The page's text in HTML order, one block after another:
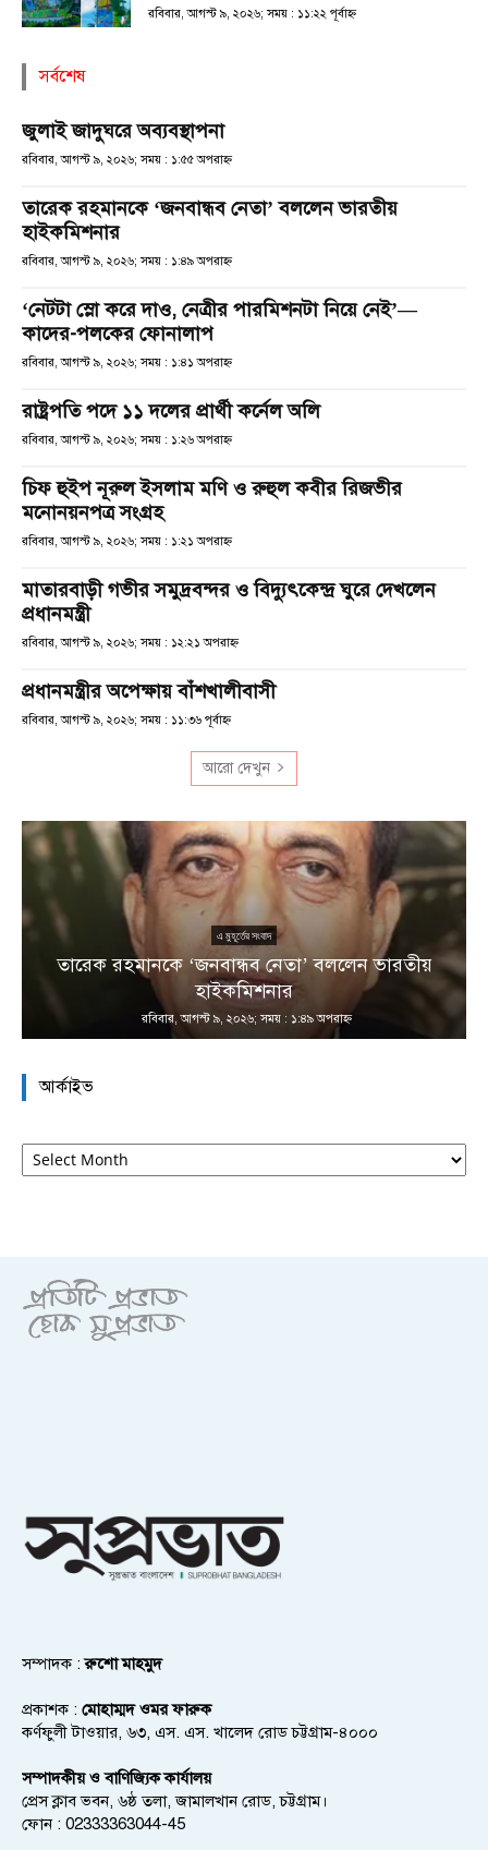
রবিবার, আগস্ট ৯, ২০২৬; সময় : ১১:২২ পূর্বাহ্ণ
সর্বশেষ
জুলাই জাদুঘরে অব্যবস্থাপনা
রবিবার, আগস্ট ৯, ২০২৬; সময় : ১:৫৫ অপরাহ্ণ
তারেক রহমানকে ‘জনবান্ধব নেতা’ বললেন ভারতীয়
হাইকমিশনার
রবিবার, আগস্ট ৯, ২০২৬; সময় : ১:৪৯ অপরাহ্ণ
‘নেটটা স্লো করে দাও, নেত্রীর পারমিশনটা নিয়ে নেই’—
কাদের-পলকের ফোনালাপ
রবিবার, আগস্ট ৯, ২০২৬; সময় : ১:৪১ অপরাহ্ণ
রাষ্ট্রপতি পদে ১১ দলের প্রার্থী কর্নেল অলি
রবিবার, আগস্ট ৯, ২০২৬; সময় : ১:২৬ অপরাহ্ণ
চিফ হুইপ নূরুল ইসলাম মণি ও রুহুল কবীর রিজভীর
মনোনয়নপত্র সংগ্রহ
রবিবার, আগস্ট ৯, ২০২৬; সময় : ১:২১ অপরাহ্ণ
মাতারবাড়ী গভীর সমুদ্রবন্দর ও বিদ্যুৎকেন্দ্র ঘুরে দেখলেন
প্রধানমন্ত্রী
রবিবার, আগস্ট ৯, ২০২৬; সময় : ১২:২১ অপরাহ্ণ
প্রধানমন্ত্রীর অপেক্ষায় বাঁশখালীবাসী
রবিবার, আগস্ট ৯, ২০২৬; সময় : ১১:৩৬ পূর্বাহ্ণ
আরো দেখুন
এ মুহূর্তের সংবাদ
তারেক রহমানকে ‘জনবান্ধব নেতা’ বললেন ভারতীয়
হাইকমিশনার
রবিবার, আগস্ট ৯, ২০২৬; সময় : ১:৪৯ অপরাহ্ণ
আর্কাইভ
আর্কাইভ
সম্পাদক :রুশো মাহমুদ
প্রকাশক : মোহাম্মদ ওমর ফারুক
কর্ণফুলী টাওয়ার, ৬৩, এস. এস. খালেদ রোড চট্টগ্রাম-৪০০০
সম্পাদকীয় ও বাণিজ্যিক কার্যালয়
প্রেস ক্লাব ভবন, ৬ষ্ঠ তলা, জামালখান রোড, চট্টগ্রাম।
ফোন : 02333363044-45